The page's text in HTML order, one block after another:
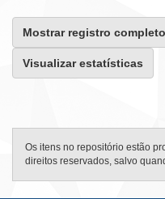
Mostrar registro
Visualizar estatísticas
Os itens no repositório estão
direitos reservados, salvo